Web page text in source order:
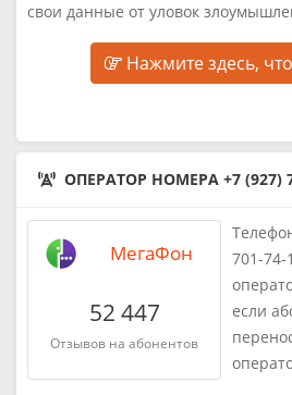
свои данные от уловок
Нажмите здесь,
ОПЕРАТОР НОМЕРА +7 (927)
МегаФон
52 447
Отзывов на абонентов
701-
если